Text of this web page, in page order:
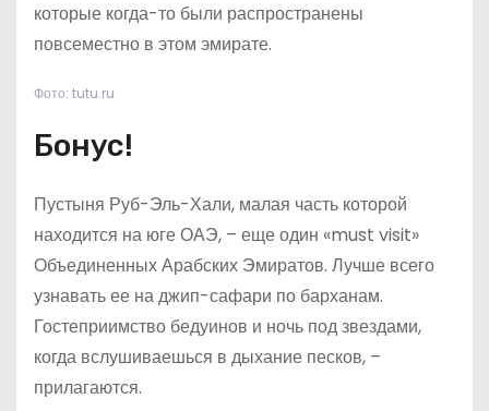
которые когда-то были распространены
повсеместно в этом эмирате.
Фото: tutu.ru
Бонус!
Пустыня Руб-Эль-Хали, малая часть которой
находится на юге ОАЭ, – еще один «must visit»
Объединенных Арабских Эмиратов. Лучше всего
узнавать ее на джип-сафари по барханам.
Гостеприимство бедуинов и ночь под звездами,
когда вслушиваешься в дыхание песков, –
прилагаются.